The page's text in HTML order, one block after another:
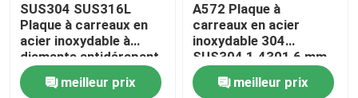
SUS304 SUS316L
Plaque à carreaux en
acier inoxydable à
diamants antidérapant
en relief
3*1500*3000mm
meilleur prix
A572 Plaque à
carreaux en acier
inoxydable 304
SUS304 1.4301 6 mm
1220*2440 mm Plaque
à carreauxmeilleur prix